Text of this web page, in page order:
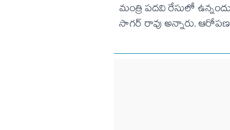
మంత్రి పదవి రేసులో
సాగర్ రావు అన్నారు.